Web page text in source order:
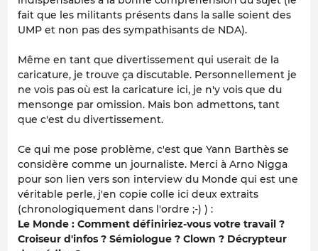
fait que les militants présents dans la salle soient des
UMP et non pas des sympathisants de NDA).
Même en tant que divertissement qui userait de la
caricature, je trouve ça discutable. Personnellement je
ne vois pas où est la caricature ici, je n'y vois que du
mensonge par omission. Mais bon admettons, tant
que c'est du divertissement.
Ce qui me pose problème, c'est que Yann Barthès se
considère comme un journaliste. Merci à Arno Nigga
pour son lien vers son interview du Monde qui est une
véritable perle, j'en copie colle ici deux extraits
(chronologiquement dans l'ordre ;-) ) :
Le Monde : Comment définiriez-vous votre travail ?
Croiseur d'infos ? Sémiologue ? Clown ? Décrypteur